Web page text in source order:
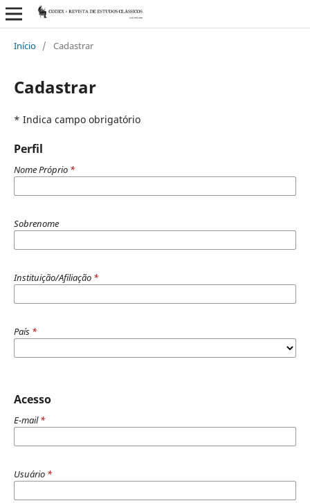
Início / Cadastrar
Cadastrar
* Indica campo obrigatório
Perfil
Nome Próprio *
Sobrenome
Instituição/Afiliação *
País *
Acesso
E-mail*
Usuário *